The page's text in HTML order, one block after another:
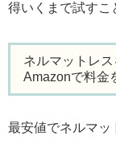
得いくまで試すこ
ネルマットレ
Amazonで料金
最安値でネルマッ